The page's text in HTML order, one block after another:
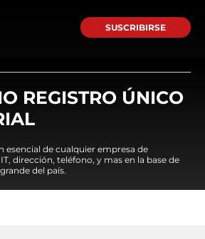
SUSCRIBIRSE
REGISTRO ÚNICO
esencial de cualquier empresa de
dirección, teléfono, y mas en la base de
del país.